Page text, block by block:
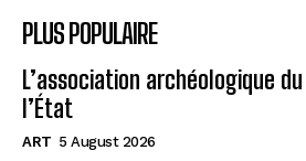
PLUS POPULAIRE
L’association archéologique
l’État
ART 5 August 2026